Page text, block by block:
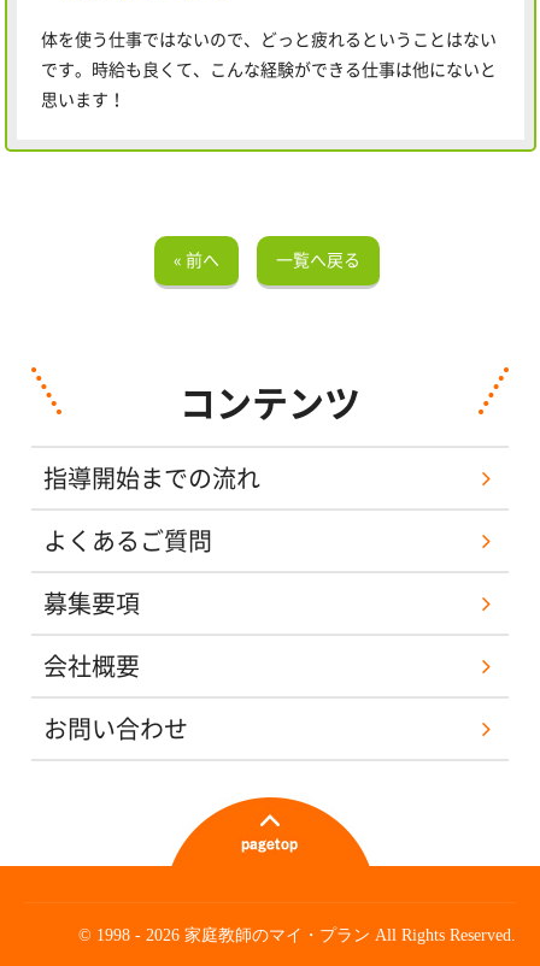
体を使う仕事ではないので、どっと疲れるということはない
です。時給も良くて、こんな経験ができる仕事は他にないと
思います！
« 前へ 一覧へ戻る
コンテンツ
指導開始までの流れ
よくあるご質問
募集要項
会社概要
お問い合わせ
© 1998 - 2026 家庭教師のマイ・プラン All Rights Reserved.